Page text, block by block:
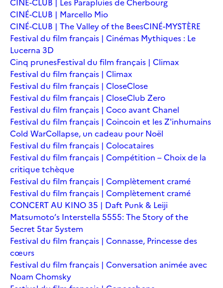
CINÉ-CLUB | Marcello Mio
CINÉ-CLUB | The Valley of the BeesCINÉ-MYSTÈRE
Festival du film français | Cinémas Mythiques : Le
Lucerna 3D
Cinq prunesFestival du film français | Climax
Festival du film français | Climax
Festival du film français | CloseClose
Festival du film français | CloseClub Zero
Festival du film français | Coco avant Chanel
Festival du film français | Coincoin et les Z'inhumains
Cold WarCollapse, un cadeau pour Noël
Festival du film français | Colocataires
Festival du film français | Compétition – Choix de la
critique tchèque
Festival du film français | Complètement cramé
Festival du film français | Complètement cramé
CONCERT AU KINO 35 | Daft Punk & Leiji
Matsumoto’s Interstella 5555: The 5tory of the
5ecret 5tar 5ystem
Festival du film français | Connasse, Princesse des
cœurs
Festival du film français | Conversation animée avec
Noam Chomsky